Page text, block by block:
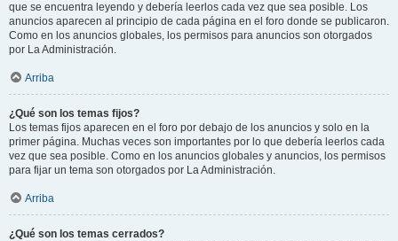
que se encuentra leyendo y debería leerlos cada vez que sea posible. Los
anuncios aparecen al principio de cada página en el foro donde se publicaron.
Como en los anuncios globales, los permisos para anuncios son otorgados
por La Administración.
Arriba
¿Qué son los temas fijos?
Los temas fijos aparecen en el foro por debajo de los anuncios y solo en la
primer página. Muchas veces son importantes por lo que debería leerlos cada
vez que sea posible. Como en los anuncios globales y anuncios, los permisos
para fijar un tema son otorgados por La Administración.
Arriba
¿Qué son los temas cerrados?